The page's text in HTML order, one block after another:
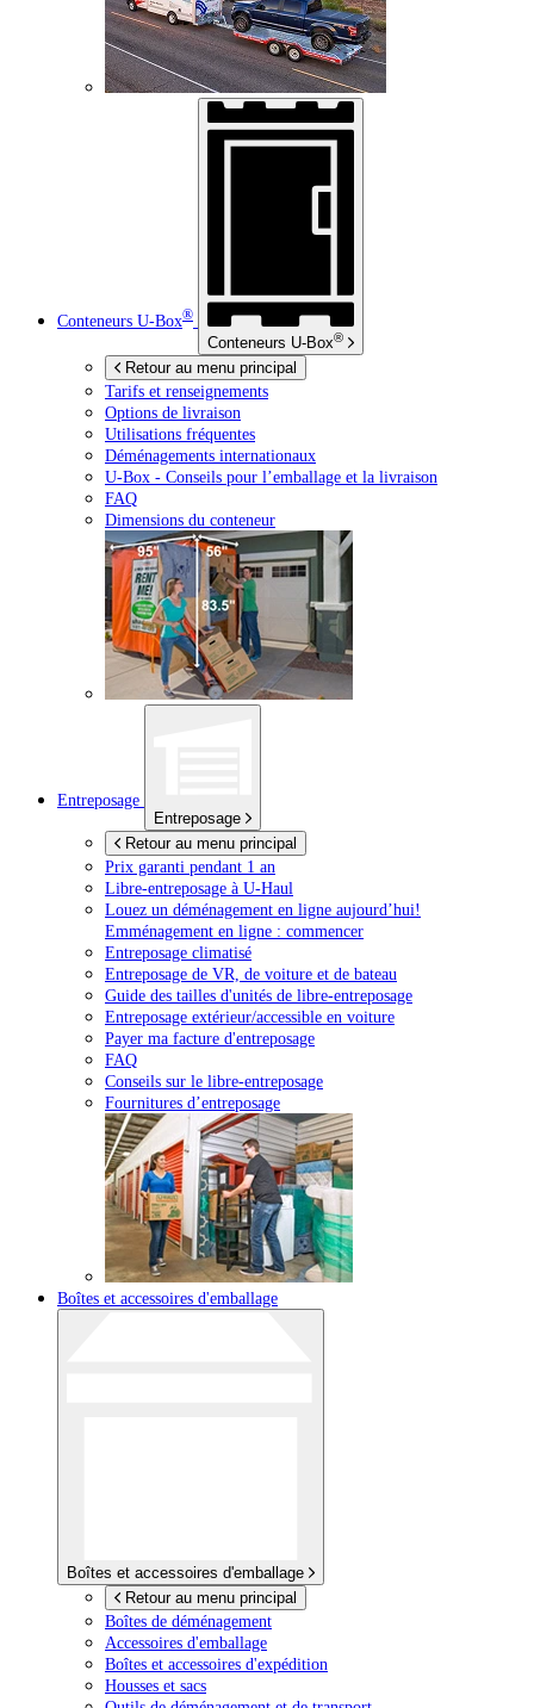
Conteneurs U-Box®
Conteneurs U-Box®
Retour au menu principal
Tarifs et renseignements
Options de livraison
Utilisations fréquentes
Déménagements internationaux
U-Box - Conseils pour l’emballage et la livraison
FAQ
Dimensions du conteneur
Entreposage
Entreposage
Retour au menu principal
Prix garanti pendant 1 an
Libre-entreposage à U-Haul
Louez un déménagement en ligne aujourd’hui!
Emménagement en ligne : commencer
Entreposage climatisé
Entreposage de VR, de voiture et de bateau
Guide des tailles d'unités de libre-entreposage
Entreposage extérieur/accessible en voiture
Payer ma facture d'entreposage
FAQ
Conseils sur le libre-entreposage
Fournitures d’entreposage
Boîtes et accessoires d'emballage
Boîtes et accessoires d'emballage
Retour au menu principal
Boîtes de déménagement
Accessoires d'emballage
Boîtes et accessoires d'expédition
Housses et sacs